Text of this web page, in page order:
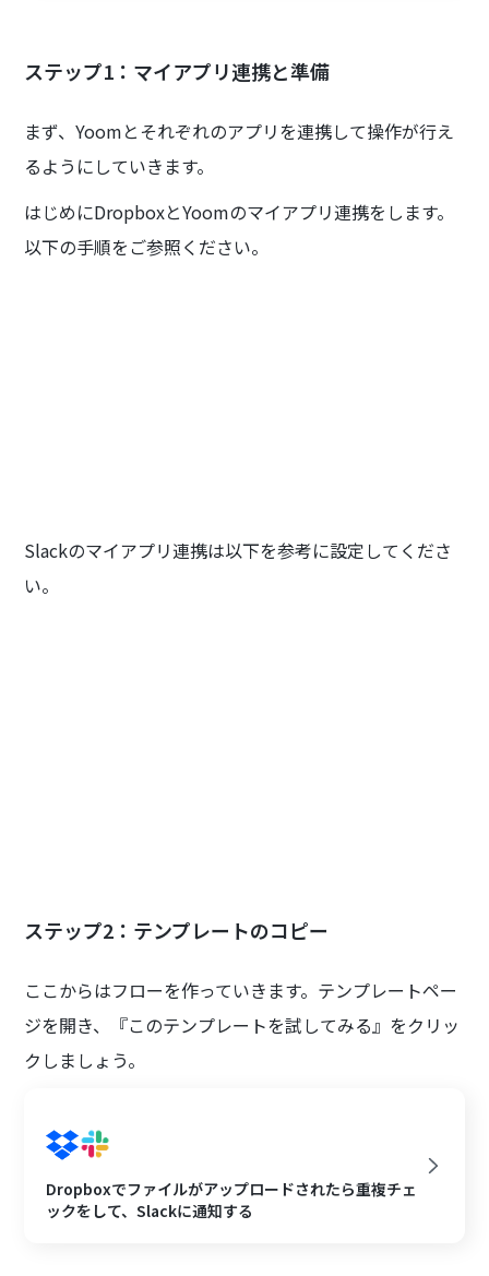
ステップ1：マイアプリ連携と準備
まず、Yoomとそれぞれのアプリを連携して操作が行え
るようにしていきます。
はじめにDropboxとYoomのマイアプリ連携をします。
以下の手順をご参照ください。
Slackのマイアプリ連携は以下を参考に設定してくださ
い。
ステップ2：テンプレートのコピー
ここからはフローを作っていきます。テンプレートペー
ジを開き、『このテンプレートを試してみる』をクリッ
クしましょう。
Dropboxでファイルがアップロードされたら重複チェ
ックをして、Slackに通知する